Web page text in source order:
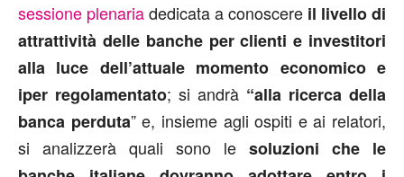
sessione plenariadedicata a conoscere il livello di
attrattività delle banche per clienti e investitori
alla luce dell’attuale momento economico e
iper regolamentato; si andrà “alla ricerca della
banca perduta” e, insieme agli ospiti e ai relatori,
si analizzerà quali sono le soluzioni che le